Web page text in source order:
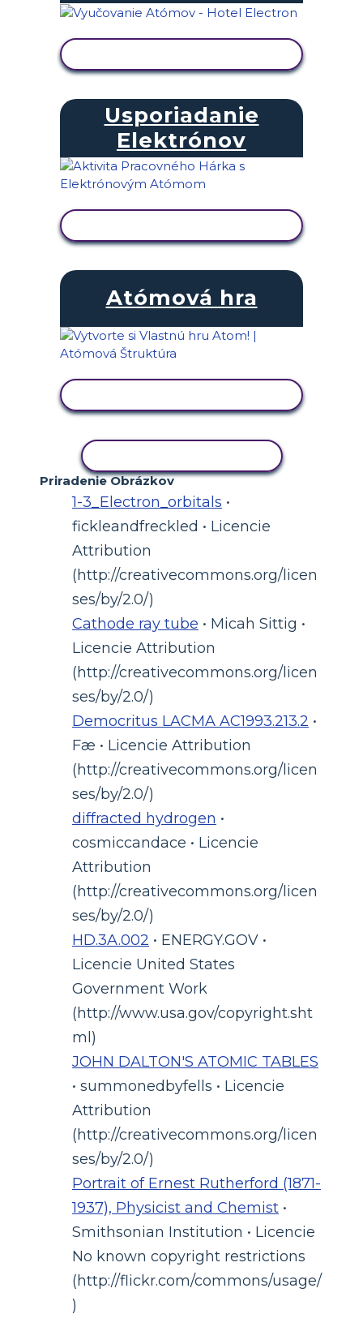
Usporiadanie
Elektrónov
Atómová hra
Priradenie Obrázkov
1-3_Electron_orbitals •
fickleandfreckled • Licencie
Attribution
(http://creativecommons.org/licen
ses/by/2.0/)
Cathode ray tube • Micah Sittig •
Licencie Attribution
(http://creativecommons.org/licen
ses/by/2.0/)
Democritus LACMA AC1993.213.2 •
Fæ • Licencie Attribution
(http://creativecommons.org/licen
ses/by/2.0/)
diffracted hydrogen •
cosmiccandace • Licencie
Attribution
(http://creativecommons.org/licen
ses/by/2.0/)
HD.3A.002 • ENERGY.GOV •
Licencie United States
Government Work
(http://www.usa.gov/copyright.sht
ml)
JOHN DALTON'S ATOMIC TABLES
• summonedbyfells • Licencie
Attribution
(http://creativecommons.org/licen
ses/by/2.0/)
Portrait of Ernest Rutherford (1871-
1937), Physicist and Chemist •
Smithsonian Institution • Licencie
No known copyright restrictions
(http://flickr.com/commons/usage/
)